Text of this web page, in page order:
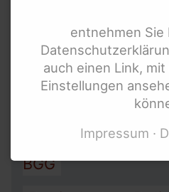
Behandlungs-
Arbeit Armut
Barriere-Freiheit
Behinderten-
BGG
entnehmen
auch einen Link,
Einstellungen
Impressum